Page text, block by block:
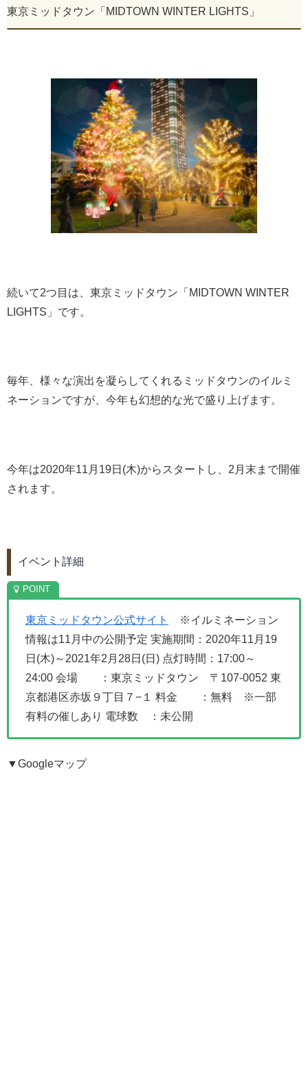
東京ミッドタウン「MIDTOWN WINTER LIGHTS」
続いて2つ目は、東京ミッドタウン「MIDTOWN WINTER
LIGHTS」です。
毎年、様々な演出を凝らしてくれるミッドタウンのイルミ
ネーションですが、今年も幻想的な光で盛り上げます。
今年は2020年11月19日(木)からスタートし、2月末まで開催
されます。
イベント詳細
東京ミッドタウン公式サイト
※イルミネーション
情報は11月中の公開予定 実施期間：2020年11月19
日(木)～2021年2月28日(日) 点灯時間：17:00～
24:00 会場 ：東京ミッドタウン 〒107-0052 東
京都港区赤坂９丁目７−１
料金 ：無料 ※一部
有料の催しあり 電球数 ：未公開
▼Googleマップ